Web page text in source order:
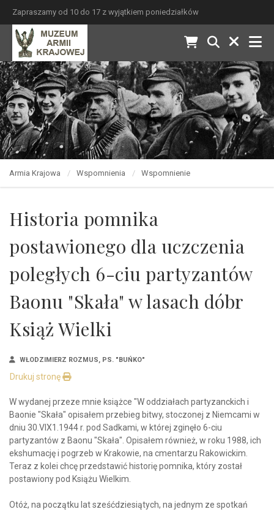
Zapraszamy od 10 do 17 z wyjątkiem poniedziałków
Armia Krajowa Wspomnienia Wspomnienie
Historia pomnika
postawionego dla uczczenia
poległych 6-ciu partyzantów
Baonu "Skała" w lasach dóbr
Książ Wielki
WŁODZIMIERZ ROZMUS, PS. "BUŃKO"
Drukuj stronę
W wydanej przeze mnie książce "W oddziałach partyzanckich i
Baonie "Skała" opisałem przebieg bitwy, stoczonej z Niemcami w
dniu 30.VIX1.1944 r. pod Sadkami, w której zginęło 6-ciu
partyzantów z Baonu "Skała". Opisałem również, w roku 1988, ich
ekshumację i pogrzeb w Krakowie, na cmentarzu Rakowickim.
Teraz z kolei chcę przedstawić historię pomnika, który został
postawiony pod Książu Wielkim.
Otóż, na początku lat sześćdziesiątych, na jednym ze spotkań